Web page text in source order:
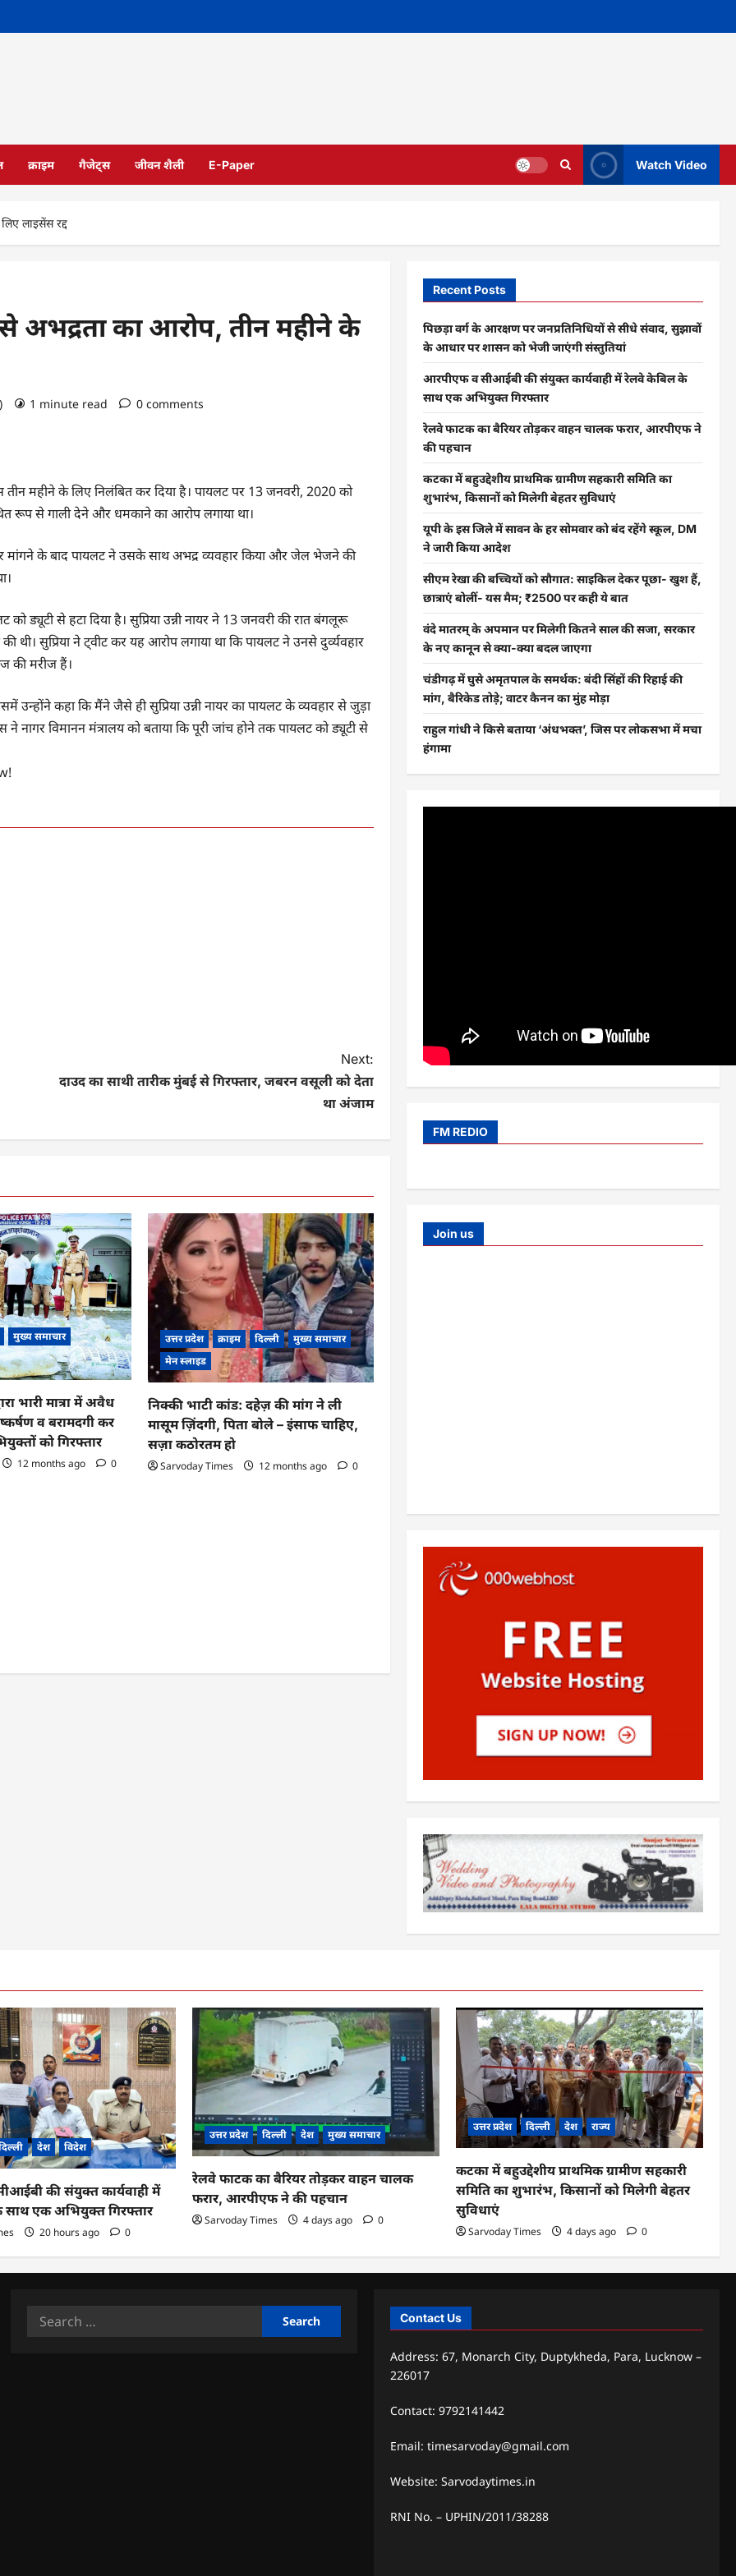
क्राइम गैजेट्स जीवन शैली E-Paper Watch Video
लाइसेंस रद्द
अभद्रता का आरोप, तीन महीने के
1 minute read 0 comments
महीने के लिए निलंबित कर दिया है। पायलट पर 13 जनवरी, 2020 को
रूप से गाली देने और धमकाने का आरोप लगाया था।
मांगने के बाद पायलट ने उसके साथ अभद्र व्यवहार किया और जेल भेजने की
ड्यूटी से हटा दिया है। सुप्रिया उन्नी नायर ने 13 जनवरी की रात बंगलूरू
थी। सुप्रिया ने ट्वीट कर यह आरोप लगाया था कि पायलट ने उनसे दुर्व्यवहार
की मरीज हैं।
उन्होंने कहा कि मैंने जैसे ही सुप्रिया उन्नी नायर का पायलट के व्यवहार से जुड़ा
नागर विमानन मंत्रालय को बताया कि पूरी जांच होने तक पायलट को ड्यूटी से
Next:
दाउद का साथी तारीक मुंबई से गिरफ्तार, जबरन वसूली को देता
था अंजाम
मुख्य समाचार
भारी मात्रा में अवैध
व बरामदगी कर
को गिरफ्तार
12 months ago 0
उत्तर प्रदेश क्राइम दिल्ली
मुख्य समाचार
मेन स्लाइड
निक्की भाटी कांड: दहेज़ की मांग ने ली
मासूम ज़िंदगी, पिता बोले – इंसाफ चाहिए,
सज़ा कठोरतम हो
Sarvoday Times 12 months ago 0
Recent Posts
पिछड़ा वर्ग के आरक्षण पर जनप्रतिनिधियों से सीधे संवाद, सुझावों
के आधार पर शासन को भेजी जाएंगी संस्तुतियां
आरपीएफ व सीआईबी की संयुक्त कार्यवाही में रेलवे केबिल के
साथ एक अभियुक्त गिरफ्तार
रेलवे फाटक का बैरियर तोड़कर वाहन चालक फरार, आरपीएफ ने
की पहचान
कटका में बहुउद्देशीय प्राथमिक ग्रामीण सहकारी समिति का
शुभारंभ, किसानों को मिलेगी बेहतर सुविधाएं
यूपी के इस जिले में सावन के हर सोमवार को बंद रहेंगे स्कूल, DM
ने जारी किया आदेश
सीएम रेखा की बच्चियों को सौगात: साइकिल देकर पूछा- खुश हैं,
छात्राएं बोलीं- यस मैम; ₹2500 पर कही ये बात
वंदे मातरम् के अपमान पर मिलेगी कितने साल की सजा, सरकार
के नए कानून से क्या-क्या बदल जाएगा
चंडीगढ़ में घुसे अमृतपाल के समर्थक: बंदी सिंहों की रिहाई की
मांग, बैरिकेड तोड़े; वाटर कैनन का मुंह मोड़ा
राहुल गांधी ने किसे बताया ‘अंधभक्त’, जिस पर लोकसभा में मचा
हंगामा
FM REDIO
Join us
देश विदेश
की संयुक्त कार्यवाही में
एक अभियुक्त गिरफ्तार
20 hours ago 0
उत्तर प्रदेश दिल्ली देश मुख्य समाचार
रेलवे फाटक का बैरियर तोड़कर वाहन चालक
फरार, आरपीएफ ने की पहचान
Sarvoday Times 4 days ago 0
उत्तर प्रदेश दिल्ली देश राज्य
कटका में बहुउद्देशीय प्राथमिक ग्रामीण सहकारी
समिति का शुभारंभ, किसानों को मिलेगी बेहतर
सुविधाएं
Sarvoday Times 4 days ago 0
Search
Contact Us
Address: 67, Monarch City, Duptykheda, Para, Lucknow –
226017
Contact: 9792141442
Email: timesarvoday@gmail.com
Website: Sarvodaytimes.in
RNI No. – UPHIN/2011/38288